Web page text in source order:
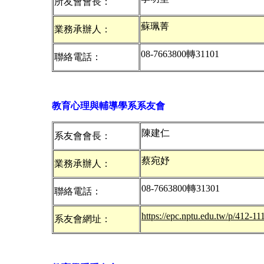
業務承辦人： 蘇珮菁
聯絡電話： 08-7663800
教育心理與輔導學系系友會
系友會會長： 陳建仁
業務承辦人： 蔡宛妤
聯絡電話： 08-7663800轉31301
系友會網址： https://epc.nptu.edu.tw/p/412-